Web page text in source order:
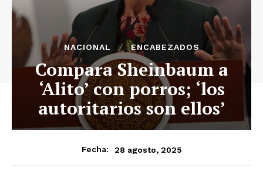
NACIONAL ENCABEZADOS
Compara Sheinbaum a
‘Alito’ con porros; ‘los
autoritarios son ellos’
Fecha: 28 agosto, 2025